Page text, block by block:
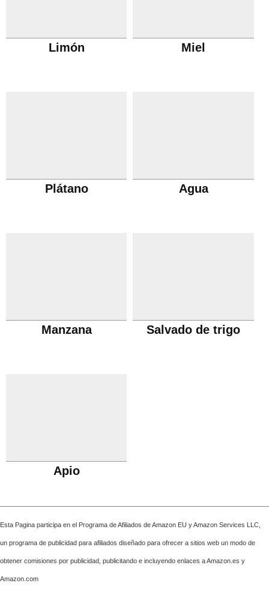
Limón Miel
Plátano Agua
Manzana Salvado de trigo
Apio
Esta Pagina participa en el Programa de Afiliados de Amazon EU y Amazon Services LLC,
un programa de publicidad para afiliados diseñado para ofrecer a sitios web un modo de
obtener comisiones por publicidad, publicitando e incluyendo enlaces a Amazon.es y
Amazon.com